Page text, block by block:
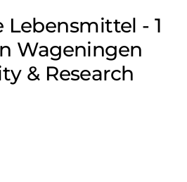
Lebensmittel - 1
Wageningen
& Research